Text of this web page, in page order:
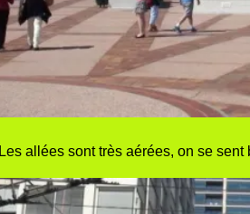
Les allées sont très aérées, on se